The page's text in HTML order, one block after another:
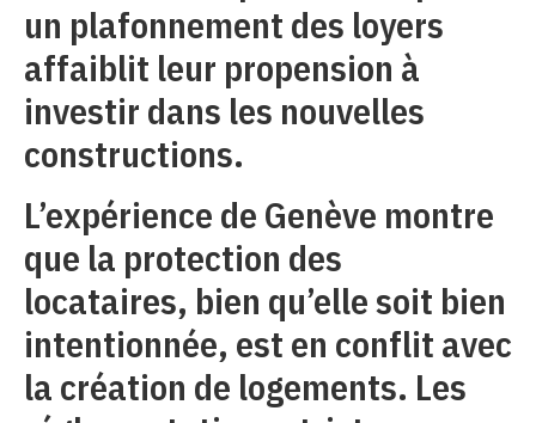
un plafonnement des loyers
affaiblit leur propension à
investir dans les nouvelles
constructions.
L’expérience de Genève montre
que la protection des
locataires, bien qu’elle soit bien
intentionnée, est en conflit avec
la création de logements. Les